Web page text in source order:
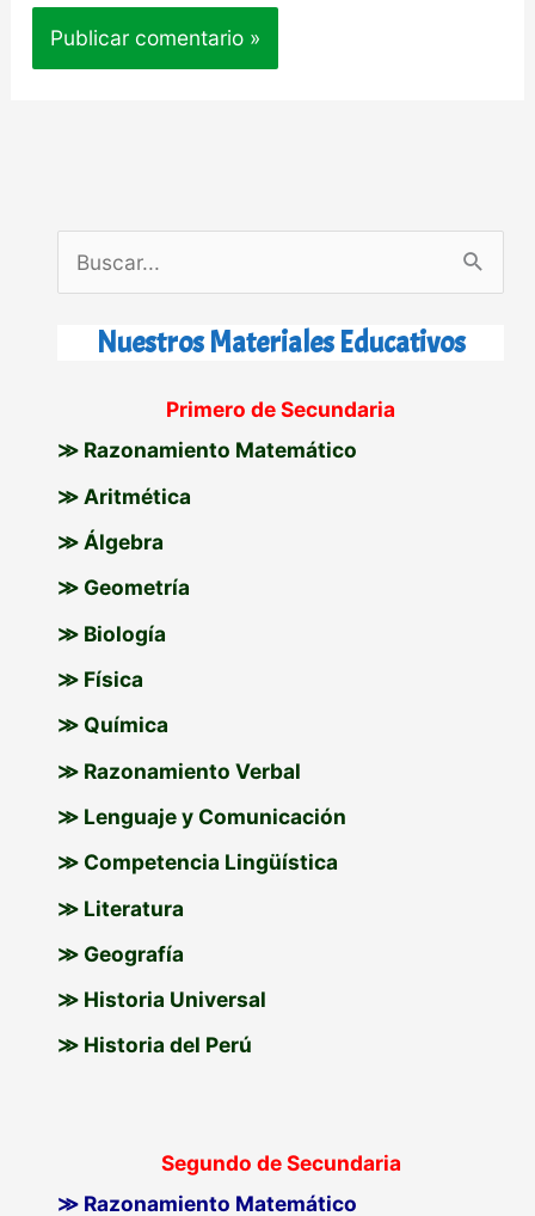
u
r
p
o
Nuestros Materiales Educativos
Primero de Secundaria
≫ Razonamiento Matemático
≫ Aritmética
≫ Álgebra
≫ Geometría
≫ Biología
≫ Física
≫ Química
≫ Razonamiento Verbal
≫ Lenguaje y Comunicación
≫ Competencia Lingüística
≫ Literatura
≫ Geografía
≫ Historia Universal
≫ Historia del Perú
Segundo de Secundaria
≫ Razonamiento Matemático